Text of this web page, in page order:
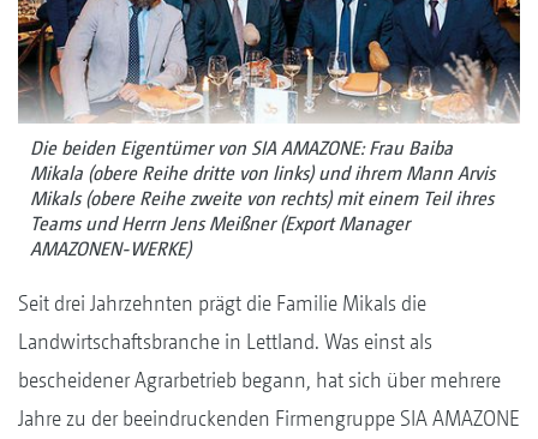
Die beiden Eigentümer von SIA AMAZONE: Frau Baiba
Mikala (obere Reihe dritte von links) und ihrem Mann Arvis
Mikals (obere Reihe zweite von rechts) mit einem Teil ihres
Teams und Herrn Jens Meißner (Export Manager
AMAZONEN-WERKE)
Seit drei Jahrzehnten prägt die Familie Mikals die
Landwirtschaftsbranche in Lettland. Was einst als
bescheidener Agrarbetrieb begann, hat sich über mehrere
Jahre zu der beeindruckenden Firmengruppe SIA AMAZONE